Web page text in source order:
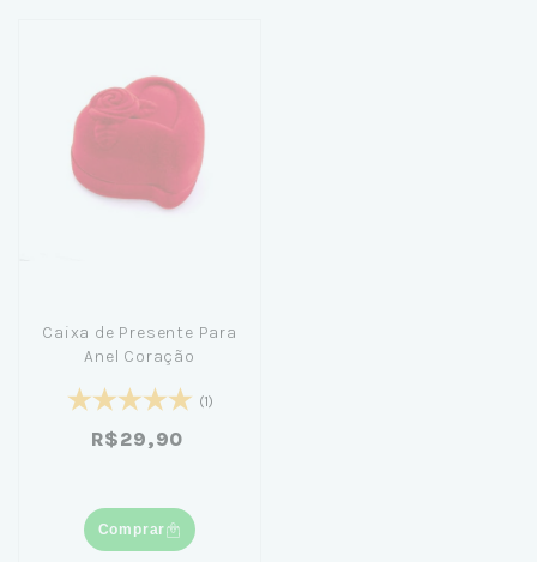
Caixa de Presente Para
Anel Coração
(1)
R$29,90
Comprar